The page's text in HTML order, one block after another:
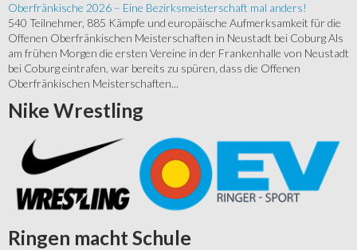
Oberfränkische 2026 – Eine Bezirksmeisterschaft mal anders!
540 Teilnehmer, 885 Kämpfe und europäische Aufmerksamkeit für die
Offenen Oberfränkischen Meisterschaften in Neustadt bei Coburg Als
am frühen Morgen die ersten Vereine in der Frankenhalle von Neustadt
bei Coburg eintrafen, war bereits zu spüren, dass die Offenen
Oberfränkischen Meisterschaften...
Nike Wrestling
Ringen macht Schule